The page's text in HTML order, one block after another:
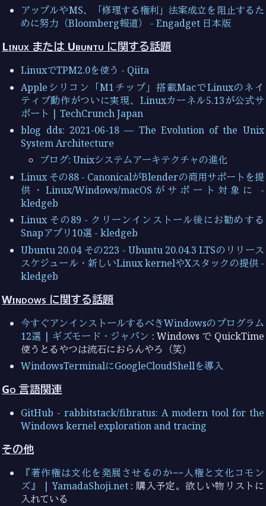
アップルやMS、「修理する権利」法案成立を阻止するた
めに努力（Bloomberg報道） - Engadget 日本版
Linux または Ubuntu に関する話題
LinuxでTPM2.0を使う - Qiita
Appleシリコン「M1チップ」搭載MacでLinuxのネイ
ティブ動作がついに実現、Linuxカーネル5.13が公式サ
ポート | TechCrunch Japan
blog dds: 2021-06-18 — The Evolution of the Unix
System Architecture
ブログ: Unixシステムアーキテクチャの進化
Linux その88 - CanonicalがBlenderの商用サポートを提
供・Linux/Windows/macOSがサポート対象に -
kledgeb
Linux その89 - クリーンインストール後にお勧めする
Snapアプリ10選 - kledgeb
Ubuntu 20.04 その223 - Ubuntu 20.04.3 LTSのリリース
スケジュール・新しいLinux kernelやXスタックの提供 -
kledgeb
Windows に関する話題
今すぐアンインストールするべきWindowsのプログラム
12選 | ギズモード・ジャパン : Windows で QuickTime
使うとるやつは流石におらんやろ（笑）
WindowsTerminalにGoogleCloudShellを導入
Go 言語関連
GitHub - rabbitstack/fibratus: A modern tool for the
Windows kernel exploration and tracing
その他
『著作権は文化を発展させるのか−−人権と文化コモン
ズ』 | YamadaShoji.net: 購入予定。欲しい物リストに
入れている